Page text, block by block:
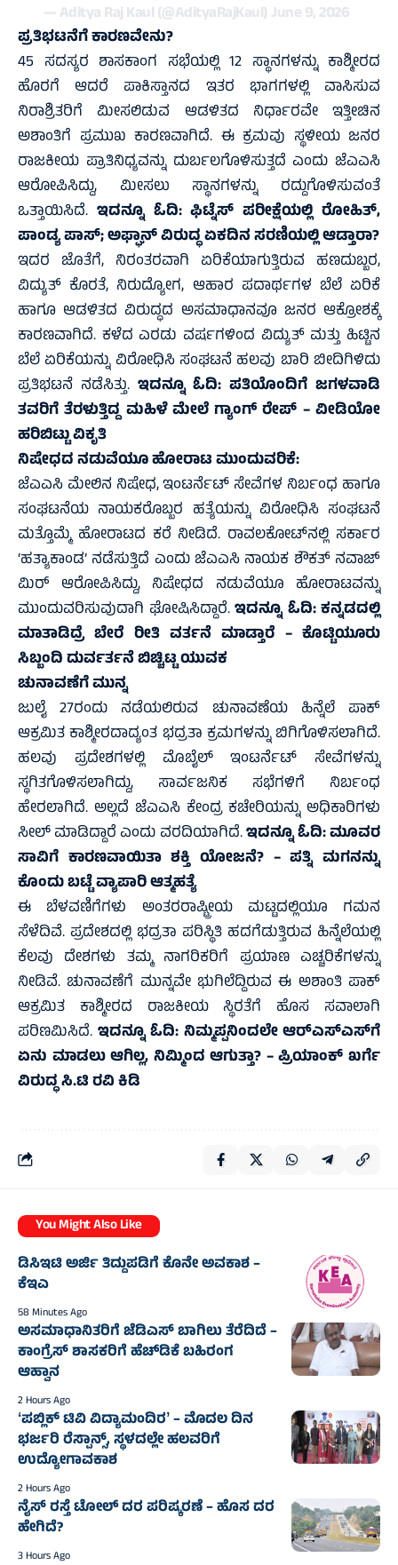
— Aditya Raj Kaul (@AdityaRajKaul) June 9, 2026
ಪ್ರತಿಭಟನೆಗೆ ಕಾರಣವೇನು?
45 ಸದಸ್ಯರ ಶಾಸಕಾಂಗ ಸಭೆಯಲ್ಲಿ 12 ಸ್ಥಾನಗಳನ್ನು ಕಾಶ್ಮೀರದ
ಹೊರಗೆ ಆದರೆ ಪಾಕಿಸ್ತಾನದ ಇತರ ಭಾಗಗಳಲ್ಲಿ ವಾಸಿಸುವ
ನಿರಾಶ್ರಿತರಿಗೆ ಮೀಸಲಿಡುವ ಆಡಳಿತದ ನಿರ್ಧಾರವೇ ಇತ್ತೀಚಿನ
ಅಶಾಂತಿಗೆ ಪ್ರಮುಖ ಕಾರಣವಾಗಿದೆ. ಈ ಕ್ರಮವು ಸ್ಥಳೀಯ ಜನರ
ರಾಜಕೀಯ ಪ್ರಾತಿನಿಧ್ಯವನ್ನು ದುರ್ಬಲಗೊಳಿಸುತ್ತದೆ ಎಂದು ಜೆಎಎಸಿ
ಆರೋಪಿಸಿದ್ದು, ಮೀಸಲು ಸ್ಥಾನಗಳನ್ನು ರದ್ದುಗೊಳಿಸುವಂತೆ
ಒತ್ತಾಯಿಸಿದೆ. ಇದನ್ನೂ ಓದಿ:ಫಿಟ್ನೆಸ್ ಪರೀಕ್ಷೆಯಲ್ಲಿ ರೋಹಿತ್,
ಪಾಂಡ್ಯ ಪಾಸ್‌; ಅಫ್ಘಾನ್‌ ವಿರುದ್ಧ ಏಕದಿನ ಸರಣಿಯಲ್ಲಿ ಆಡ್ತಾರಾ?
ಇದರ ಜೊತೆಗೆ, ನಿರಂತರವಾಗಿ ಏರಿಕೆಯಾಗುತ್ತಿರುವ ಹಣದುಬ್ಬರ,
ವಿದ್ಯುತ್ ಕೊರತೆ, ನಿರುದ್ಯೋಗ, ಆಹಾರ ಪದಾರ್ಥಗಳ ಬೆಲೆ ಏರಿಕೆ
ಹಾಗೂ ಆಡಳಿತದ ವಿರುದ್ಧದ ಅಸಮಾಧಾನವೂ ಜನರ ಆಕ್ರೋಶಕ್ಕೆ
ಕಾರಣವಾಗಿದೆ. ಕಳೆದ ಎರಡು ವರ್ಷಗಳಿಂದ ವಿದ್ಯುತ್ ಮತ್ತು ಹಿಟ್ಟಿನ
ಬೆಲೆ ಏರಿಕೆಯನ್ನು ವಿರೋಧಿಸಿ ಸಂಘಟನೆ ಹಲವು ಬಾರಿ ಬೀದಿಗಿಳಿದು
ಪ್ರತಿಭಟನೆ ನಡೆಸಿತ್ತು. ಇದನ್ನೂ ಓದಿ:ಪತಿಯೊಂದಿಗೆ ಜಗಳವಾಡಿ
ತವರಿಗೆ ತೆರಳುತ್ತಿದ್ದ ಮಹಿಳೆ ಮೇಲೆ ಗ್ಯಾಂಗ್ ರೇಪ್ – ವೀಡಿಯೋ
ಹರಿಬಿಟ್ಟು ವಿಕೃತಿ
ನಿಷೇಧದ ನಡುವೆಯೂ ಹೋರಾಟ ಮುಂದುವರಿಕೆ:
ಜೆಎಎಸಿ ಮೇಲಿನ ನಿಷೇಧ, ಇಂಟರ್ನೆಟ್ ಸೇವೆಗಳ ನಿರ್ಬಂಧ ಹಾಗೂ
ಸಂಘಟನೆಯ ನಾಯಕರೊಬ್ಬರ ಹತ್ಯೆಯನ್ನು ವಿರೋಧಿಸಿ ಸಂಘಟನೆ
ಮತ್ತೊಮ್ಮೆ ಹೋರಾಟದ ಕರೆ ನೀಡಿದೆ. ರಾವಲಕೋಟ್‌ನಲ್ಲಿ ಸರ್ಕಾರ
‘ಹತ್ಯಾಕಾಂಡ’ ನಡೆಸುತ್ತಿದೆ ಎಂದು ಜೆಎಎಸಿ ನಾಯಕ ಶೌಕತ್ ನವಾಜ್
ಮಿರ್ ಆರೋಪಿಸಿದ್ದು, ನಿಷೇಧದ ನಡುವೆಯೂ ಹೋರಾಟವನ್ನು
ಮುಂದುವರಿಸುವುದಾಗಿ ಘೋಷಿಸಿದ್ದಾರೆ.ಇದನ್ನೂ ಓದಿ:ಕನ್ನಡದಲ್ಲಿ
ಮಾತಾಡಿದ್ರೆ ಬೇರೆ ರೀತಿ ವರ್ತನೆ ಮಾಡ್ತಾರೆ – ಕೊಟ್ಟಿಯೂರು
ಸಿಬ್ಬಂದಿ ದುರ್ವರ್ತನೆ ಬಿಚ್ಚಿಟ್ಟ ಯುವಕ
ಚುನಾವಣೆಗೆ ಮುನ್ನ
ಜುಲೈ 27ರಂದು ನಡೆಯಲಿರುವ ಚುನಾವಣೆಯ ಹಿನ್ನೆಲೆ ಪಾಕ್
ಆಕ್ರಮಿತ ಕಾಶ್ಮೀರದಾದ್ಯಂತ ಭದ್ರತಾ ಕ್ರಮಗಳನ್ನು ಬಿಗಿಗೊಳಿಸಲಾಗಿದೆ.
ಹಲವು ಪ್ರದೇಶಗಳಲ್ಲಿ ಮೊಬೈಲ್ ಇಂಟರ್ನೆಟ್ ಸೇವೆಗಳನ್ನು
ಸ್ಥಗಿತಗೊಳಿಸಲಾಗಿದ್ದು, ಸಾರ್ವಜನಿಕ ಸಭೆಗಳಿಗೆ ನಿರ್ಬಂಧ
ಹೇರಲಾಗಿದೆ. ಅಲ್ಲದೆ ಜೆಎಎಸಿ ಕೇಂದ್ರ ಕಚೇರಿಯನ್ನು ಅಧಿಕಾರಿಗಳು
ಸೀಲ್ ಮಾಡಿದ್ದಾರೆ ಎಂದು ವರದಿಯಾಗಿದೆ.ಇದನ್ನೂ ಓದಿ:ಮೂವರ
ಸಾವಿಗೆ ಕಾರಣವಾಯಿತಾ ಶಕ್ತಿ ಯೋಜನೆ? – ಪತ್ನಿ ಮಗನನ್ನು
ಕೊಂದು ಬಟ್ಟೆ ವ್ಯಾಪಾರಿ ಆತ್ಮಹತ್ಯೆ
ಈ ಬೆಳವಣಿಗೆಗಳು ಅಂತರರಾಷ್ಟ್ರೀಯ ಮಟ್ಟದಲ್ಲಿಯೂ ಗಮನ
ಸೆಳೆದಿವೆ. ಪ್ರದೇಶದಲ್ಲಿ ಭದ್ರತಾ ಪರಿಸ್ಥಿತಿ ಹದಗೆಡುತ್ತಿರುವ ಹಿನ್ನೆಲೆಯಲ್ಲಿ
ಕೆಲವು ದೇಶಗಳು ತಮ್ಮ ನಾಗರಿಕರಿಗೆ ಪ್ರಯಾಣ ಎಚ್ಚರಿಕೆಗಳನ್ನು
ನೀಡಿವೆ. ಚುನಾವಣೆಗೆ ಮುನ್ನವೇ ಭುಗಿಲೆದ್ದಿರುವ ಈ ಅಶಾಂತಿ ಪಾಕ್
ಆಕ್ರಮಿತ ಕಾಶ್ಮೀರದ ರಾಜಕೀಯ ಸ್ಥಿರತೆಗೆ ಹೊಸ ಸವಾಲಾಗಿ
ಪರಿಣಮಿಸಿದೆ. ಇದನ್ನೂ ಓದಿ: ನಿಮ್ಮಪ್ಪನಿಂದಲೇ ಆರ್‌ಎಸ್‌ಎಸ್‌ಗೆ
ಏನು ಮಾಡಲು ಆಗಿಲ್ಲ, ನಿಮ್ಮಿಂದ ಆಗುತ್ತಾ? – ಪ್ರಿಯಾಂಕ್ ಖರ್ಗೆ
ವಿರುದ್ಧ ಸಿ.ಟಿ ರವಿ ಕಿಡಿ
You Might Also Like
ಡಿಸಿಇಟಿ ಅರ್ಜಿ ತಿದ್ದುಪಡಿಗೆ ಕೊನೇ ಅವಕಾಶ –
ಕೆಇಎ
58 Minutes Ago
ಅಸಮಾಧಾನಿತರಿಗೆ ಜೆಡಿಎಸ್‌‍ ಬಾಗಿಲು ತೆರೆದಿದೆ –
ಕಾಂಗ್ರೆಸ್‌‍ ಶಾಸಕರಿಗೆ ಹೆಚ್‌ಡಿಕೆ ಬಹಿರಂಗ
ಆಹ್ವಾನ
2 Hours Ago
ʻಪಬ್ಲಿಕ್‌ ಟಿವಿ ವಿದ್ಯಾಮಂದಿರʼ – ಮೊದಲ ದಿನ
ಭರ್ಜರಿ ರೆಸ್ಪಾನ್ಸ್‌, ಸ್ಥಳದಲ್ಲೇ ಹಲವರಿಗೆ
ಉದ್ಯೋಗಾವಕಾಶ
2 Hours Ago
ನೈಸ್‌ ರಸ್ತೆ ಟೋಲ್‌ ದರ ಪರಿಷ್ಕರಣೆ – ಹೊಸ ದರ
ಹೇಗಿದೆ?
3 Hours Ago